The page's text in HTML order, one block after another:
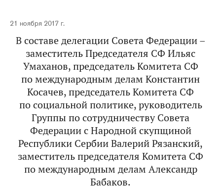
21 ноября 2017 г.
В составе делегации Совета Федерации –
заместитель Председателя СФ Ильяс
Умаханов, председатель Комитета СФ
по международным делам Константин
Косачев, председатель Комитета СФ
по социальной политике, руководитель
Группы по сотрудничеству Совета
Федерации с Народной скупщиной
Республики СербииВалерий Рязанский,
заместитель председателя Комитета СФ
по международным делам Александр
Бабаков.